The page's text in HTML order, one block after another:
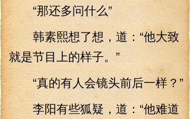
“那还多问什么”
韩素熙想了想，道：“他大致
就是节目上的样子。”
“真的有人会镜头前后一样？”
李阳有些狐疑，道：“他难道